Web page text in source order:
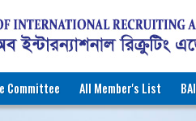
Committee All Member's List